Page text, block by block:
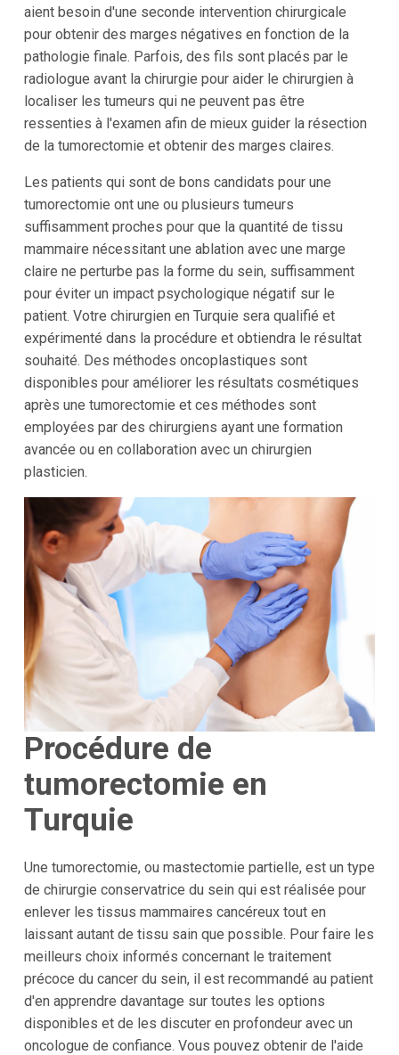
aient besoin d'une seconde intervention chirurgicale
pour obtenir des marges négatives en fonction de la
pathologie finale. Parfois, des fils sont placés par le
radiologue avant la chirurgie pour aider le chirurgien à
localiser les tumeurs qui ne peuvent pas être
ressenties à l'examen afin de mieux guider la résection
de la tumorectomie et obtenir des marges claires.
Les patients qui sont de bons candidats pour une
tumorectomie ont une ou plusieurs tumeurs
suffisamment proches pour que la quantité de tissu
mammaire nécessitant une ablation avec une marge
claire ne perturbe pas la forme du sein, suffisamment
pour éviter un impact psychologique négatif sur le
patient. Votre chirurgien en Turquie sera qualifié et
expérimenté dans la procédure et obtiendra le résultat
souhaité. Des méthodes oncoplastiques sont
disponibles pour améliorer les résultats cosmétiques
après une tumorectomie et ces méthodes sont
employées par des chirurgiens ayant une formation
avancée ou en collaboration avec un chirurgien
plasticien.
Procédure de
tumorectomie en
Turquie
Une tumorectomie, ou mastectomie partielle, est un type
de chirurgie conservatrice du sein qui est réalisée pour
enlever les tissus mammaires cancéreux tout en
laissant autant de tissu sain que possible. Pour faire les
meilleurs choix informés concernant le traitement
précoce du cancer du sein, il est recommandé au patient
d'en apprendre davantage sur toutes les options
disponibles et de les discuter en profondeur avec un
oncologue de confiance. Vous pouvez obtenir de l'aide